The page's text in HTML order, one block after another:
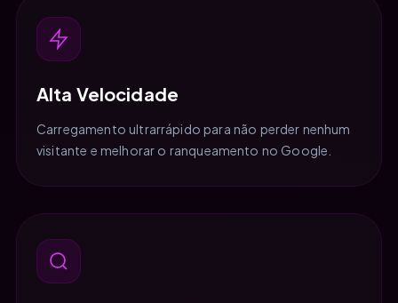
Alta Velocidade
Carregamento ultrarrápido para não perder nenhum
visitante e melhorar o ranqueamento no Google.